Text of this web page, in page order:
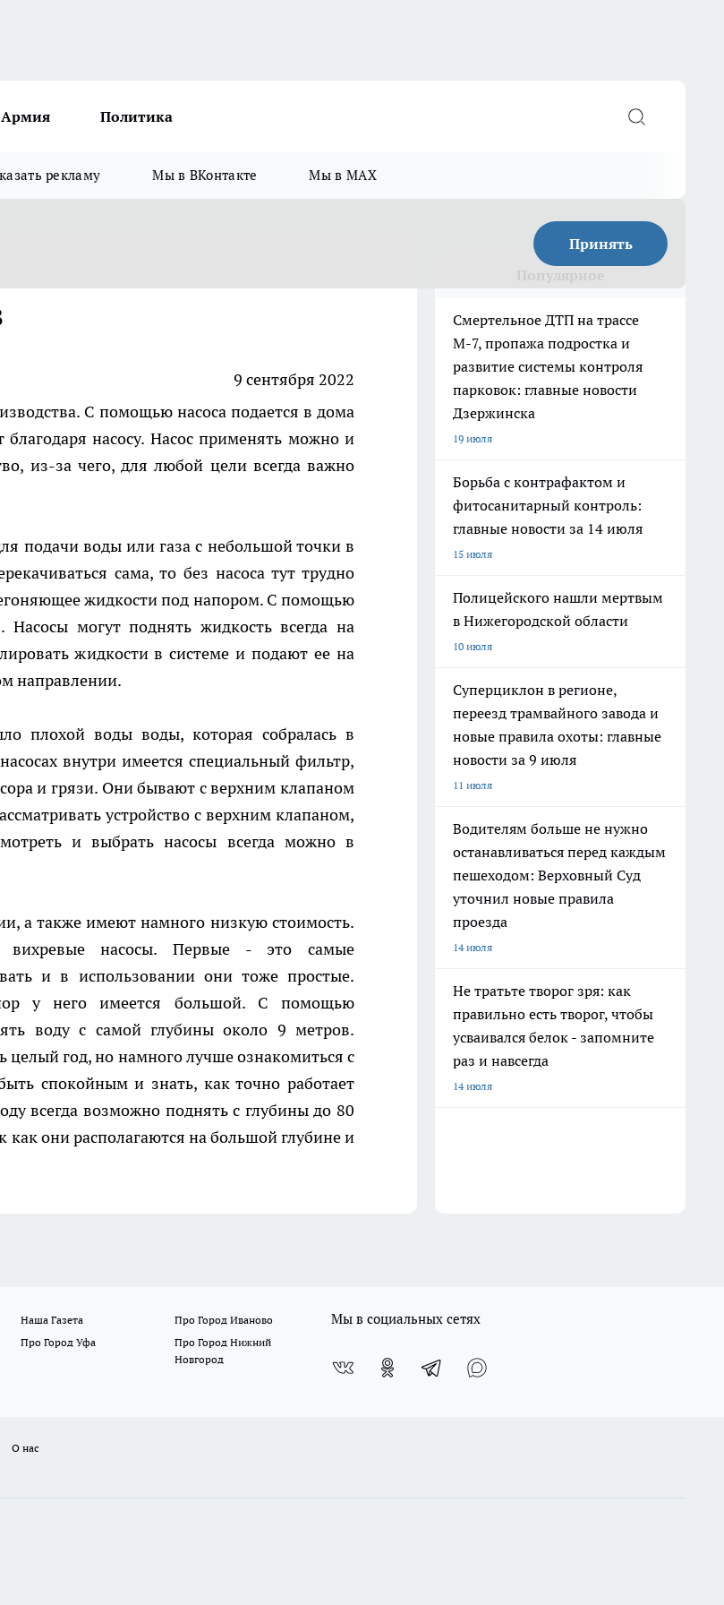
Армия Политика
рекламу Мы в ВКонтакте Мы в MAX
Принять
9 сентября 2022
С помощью насоса подается в дома
насосу. Насос применять можно и
из-за чего, для любой цели всегда важно
подачи воды или газа с небольшой точки в
сама, то без насоса тут трудно
жидкости под напором. С помощью
Насосы могут поднять жидкость всегда на
жидкости в системе и подают ее на
направлении.
плохой воды воды, которая собралась в
внутри имеется специальный фильтр,
и грязи. Они бывают с верхним клапаном
устройство с верхним клапаном,
и выбрать насосы всегда можно в
а также имеют намного низкую стоимость.
насосы. Первые - это самые
и в использовании они тоже простые.
у него имеется большой. С помощью
воду с самой глубины около 9 метров.
год, но намного лучше ознакомиться с
спокойным и знать, как точно работает
всегда возможно поднять с глубины до 80
как они располагаются на большой глубине и
Смертельное ДТП на трассе
М-7, пропажа подростка и
развитие системы контроля
парковок: главные новости
Дзержинска
19 июля
Борьба с контрафактом и
фитосанитарный контроль:
главные новости за 14 июля
15 июля
Полицейского нашли мертвым
в Нижегородской области
10 июля
Суперциклон в регионе,
переезд трамвайного завода и
новые правила охоты: главные
новости за 9 июля
11 июля
Водителям больше не нужно
останавливаться перед каждым
пешеходом: Верховный Суд
уточнил новые правила
проезда
14 июля
Не тратьте творог зря: как
правильно есть творог, чтобы
усваивался белок - запомните
раз и навсегда
14 июля
Наша Газета
Про Город Иваново
Про Город Уфа
Про Город Нижний
Новгород
Мы в социальных сетях
О нас